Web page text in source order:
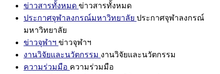
ข่าวสารทั้งหมด ข่าวสารทั้งหมด
ประกาศจุฬาลงกรณ์มหาวิทยาลัย ประกาศจุฬาลงกรณ์
มหาวิทยาลัย
ข่าวจุฬาฯ ข่าวจุฬาฯ
งานวิจัยและนวัตกรรม งานวิจัยและนวัตกรรม
ความร่วมมือ ความร่วมมือ